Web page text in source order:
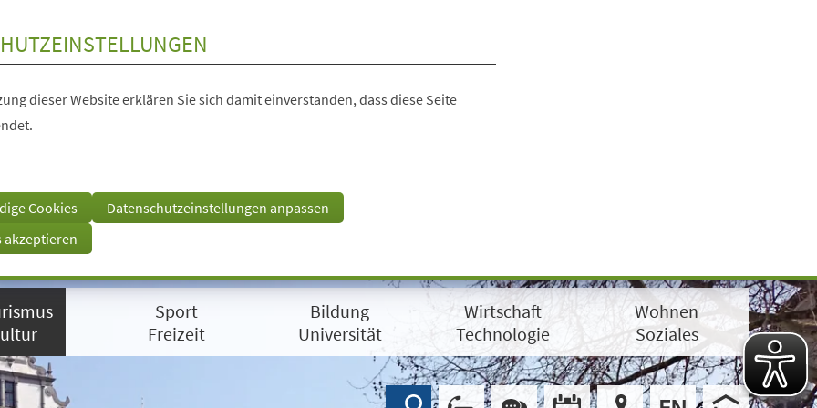
dieser Website erklären Sie sich damit einverstanden, dass diese Seite
Cookies
Datenschutzeinstellungen anpassen
akzeptieren
Sport
Freizeit
Bildung
Universität
Wirtschaft
Technologie
Wohnen
Soziales